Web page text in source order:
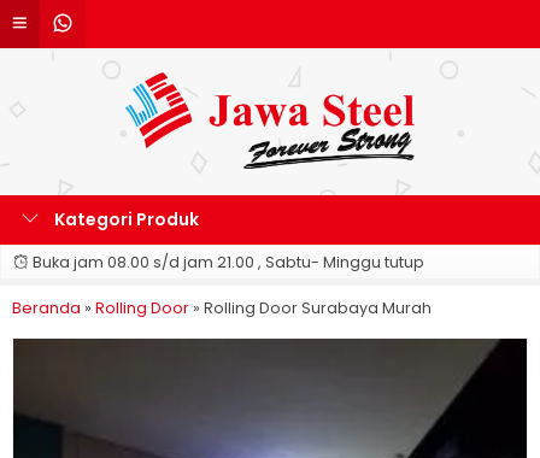
Kategori Produk
Buka jam 08.00 s/d jam 21.00 , Sabtu- Minggu tutup
Beranda » Rolling Door » Rolling Door Surabaya Murah